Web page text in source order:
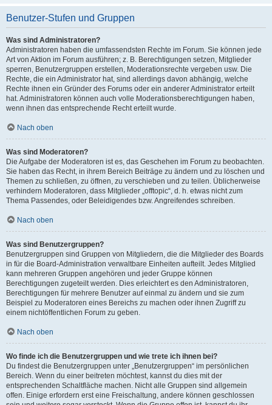
Benutzer-Stufen und Gruppen
Was sind Administratoren?
Administratoren haben die umfassendsten Rechte im Forum. Sie können jede
Art von Aktion im Forum ausführen; z. B. Berechtigungen setzen, Mitglieder
sperren, Benutzergruppen erstellen, Moderationsrechte vergeben usw. Die
Rechte, die ein Administrator hat, sind allerdings davon abhängig, welche
Rechte ihnen ein Gründer des Forums oder ein anderer Administrator erteilt
hat. Administratoren können auch volle Moderationsberechtigungen haben,
wenn ihnen das entsprechende Recht erteilt wurde.
Nach oben
Was sind Moderatoren?
Die Aufgabe der Moderatoren ist es, das Geschehen im Forum zu beobachten.
Sie haben das Recht, in ihrem Bereich Beiträge zu ändern und zu löschen und
Themen zu schließen, zu öffnen, zu verschieben und zu teilen. Üblicherweise
verhindern Moderatoren, dass Mitglieder „offtopic“, d. h. etwas nicht zum
Thema Passendes, oder Beleidigendes bzw. Angreifendes schreiben.
Nach oben
Was sind Benutzergruppen?
Benutzergruppen sind Gruppen von Mitgliedern, die die Mitglieder des Boards
in für die Board-Administration verwaltbare Einheiten aufteilt. Jedes Mitglied
kann mehreren Gruppen angehören und jeder Gruppe können
Berechtigungen zugeteilt werden. Dies erleichtert es den Administratoren,
Berechtigungen für mehrere Benutzer auf einmal zu ändern und sie zum
Beispiel zu Moderatoren eines Bereichs zu machen oder ihnen Zugriff zu
einem nichtöffentlichen Forum zu geben.
Nach oben
Wo finde ich die Benutzergruppen und wie trete ich ihnen bei?
Du findest die Benutzergruppen unter „Benutzergruppen“ im persönlichen
Bereich. Wenn du einer beitreten möchtest, kannst du dies mit der
entsprechenden Schaltfläche machen. Nicht alle Gruppen sind allgemein
offen. Einige erfordern erst eine Freischaltung, andere können geschlossen